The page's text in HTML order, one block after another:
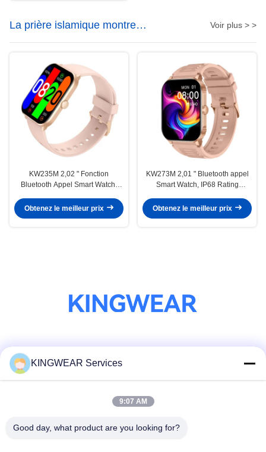
La prière islamique montre
intelligente
Voir plus > >
KW235M 2,02 " Fonction
Bluetooth Appel Smart Watch,
moniteur de fréquence cardiaque
Obtenez le meilleur prix
KW273M 2,01 " Bluetooth appel
Smart Watch, IP68 Rating
option
Obtenez le meilleur prix
Contactez rapidement
Télégramme
KINGWEAR Services
9:07 AM
Good day, what product are you looking for?